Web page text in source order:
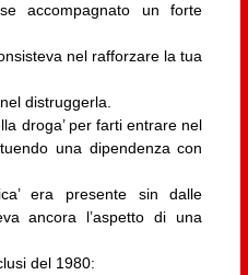
accompagnato un forte
nel rafforzare la tua
distruggerla.
droga’ per farti entrare nel
una dipendenza con
era presente sin dalle
ancora l’aspetto di una
del 1980: